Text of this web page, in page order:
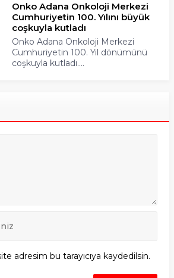
Onko Adana Onkoloji Merkezi
Cumhuriyetin 100. Yılını büyük
coşkuyla kutladı
Onko Adana Onkoloji Merkezi
Cumhuriyetin 100. Yıl dönümünü
coşkuyla kutladı....
adresim bu tarayıcıya kaydedilsin.